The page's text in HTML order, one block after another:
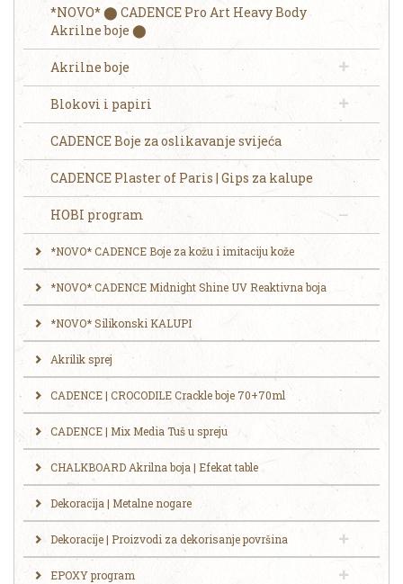
*NOVO* ⬤ CADENCE Pro Art Heavy Body
Akrilne boje ⬤
Akrilne boje
Blokovi i papiri
CADENCE Boje za oslikavanje svijeća
CADENCE Plaster of Paris | Gips za kalupe
HOBI program
*NOVO* CADENCE Boje za kožu i imitaciju kože
*NOVO* CADENCE Midnight Shine UV Reaktivna boja
*NOVO* Silikonski KALUPI
Akrilik sprej
CADENCE | CROCODILE Crackle boje 70+70ml
CADENCE | Mix Media Tuš u spreju
CHALKBOARD Akrilna boja | Efekat table
Dekoracija | Metalne nogare
Dekoracije | Proizvodi za dekorisanje površina
EPOXY program